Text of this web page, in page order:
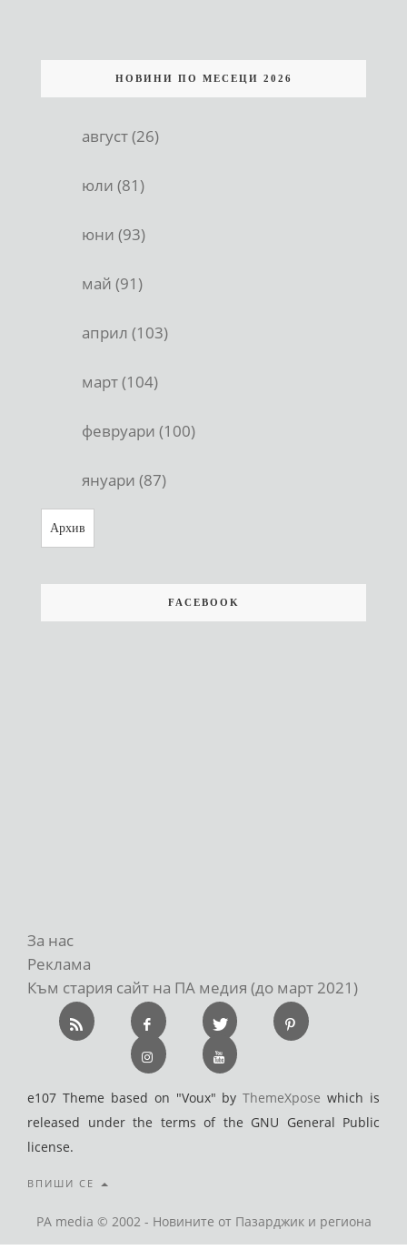
НОВИНИ ПО МЕСЕЦИ 2026
август (26)
юли (81)
юни (93)
май (91)
април (103)
март (104)
февруари (100)
януари (87)
Архив
FACEBOOK
За нас
Реклама
Към стария сайт на ПА медия (до март 2021)
e107 Theme based on "Voux" byThemeXpose which is
released under the terms of the GNU General Public
license.
ВПИШИ СЕ
PA media © 2002 - Новините от Пазарджик и региона